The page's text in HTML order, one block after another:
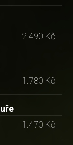
2.490 Kč
1.780 Kč
1.470 Kč